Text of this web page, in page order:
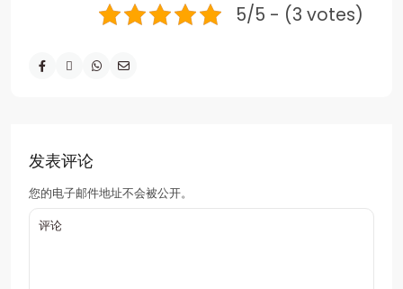
5/5 - (3 votes)
发表评论
您的电子邮件地址不会被公开。